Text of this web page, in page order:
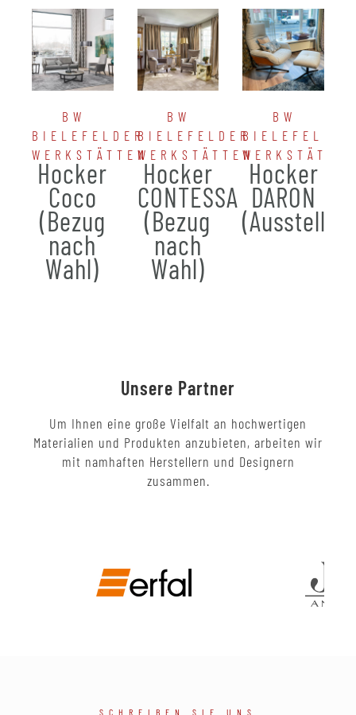
BW
BIELEFELDER
WERKSTÄTTEN
Hocker
Coco
(Bezug
nach
Wahl)
BW
BIELEFELDER
WERKSTÄTTEN
Hocker
CONTESSA
(Bezug
nach
Wahl)
BW
BIELEFELDER
Hocker
DARON
Unsere Partner
Um Ihnen eine große Vielfalt an hochwertigen
Materialien und Produkten anzubieten, arbeiten wir
mit namhaften Herstellern und Designern
zusammen.
SCHREIBEN SIE UNS